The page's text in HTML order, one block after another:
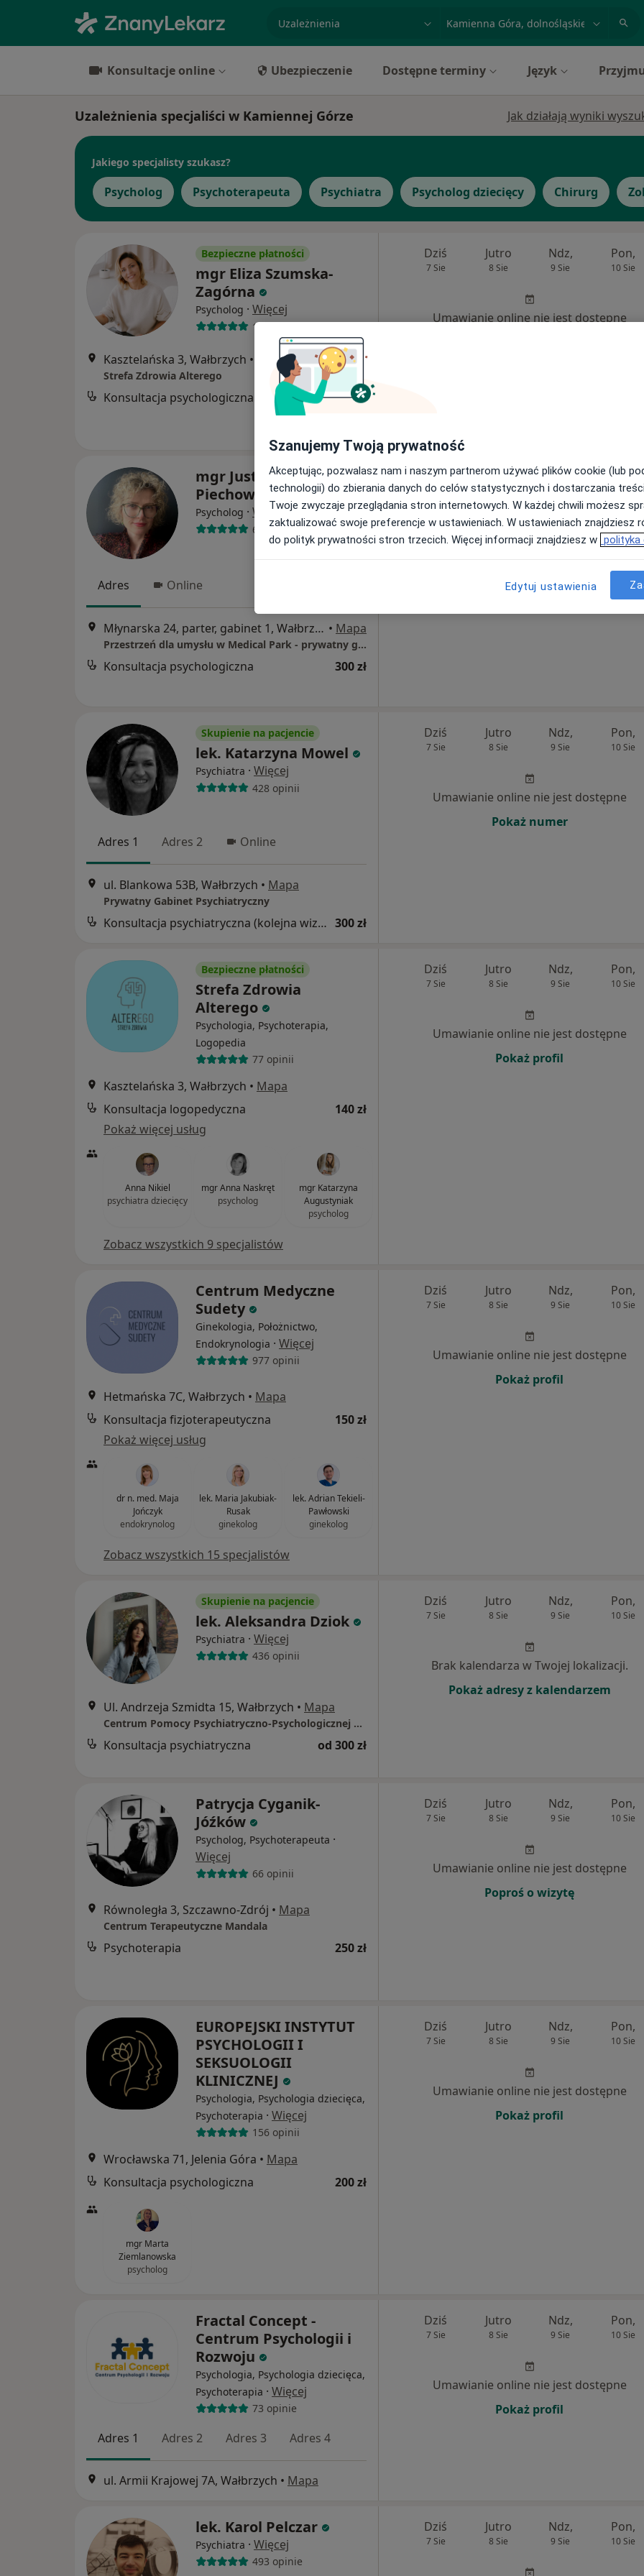
miasto lub dzielnica
Konsultacje online Ubezpieczenie Dostępne terminy Język
Uzależnienia specjaliści w Kamiennej Górze Jak działają wyniki
Jakiego specjalisty szukasz?
Psycholog Psychoterapeuta Psychiatra Psycholog dziecięcy Chirurg
Bezpieczne płatności
mgr Eliza Szumska-
Zagórna
Psycholog · Więcej
1 opinia
Kasztelańska 3, Wałbrzych • Mapa
Strefa Zdrowia Alterego
Konsultacja psychologiczna 200 zł
Dziś
7 Sie
Jutro
8 Sie
Ndz,
9 Sie
Pon,
10 Sie
Umawianie online nie jest dostępne
mgr Justyna
Piechowiak
Psycholog · Więcej
67 opinii
Adres Online
Młynarska 24, parter, gabinet 1, Wałbrzych • Mapa
Przestrzeń dla umysłu w Medical Park - prywatny gabinet psychologiczny
Konsultacja psychologiczna 300 zł
Dziś
7 Sie
Jutro
8 Sie
Ndz,
9 Sie
Pon,
10 Sie
Umawianie online nie jest dostępne
Skupienie na pacjencie
lek. Katarzyna Mowel
Psychiatra · Więcej
428 opinii
Adres 1 Adres 2 Online
ul. Blankowa 53B, Wałbrzych • Mapa
Prywatny Gabinet Psychiatryczny
Konsultacja psychiatryczna (kolejna wizyta) 300 zł
Dziś
7 Sie
Jutro
8 Sie
Ndz,
9 Sie
Pon,
10 Sie
Umawianie online nie jest dostępne
Pokaż numer
Bezpieczne płatności
Strefa Zdrowia
Alterego
Psychologia, Psychoterapia,
Logopedia
77 opinii
Kasztelańska 3, Wałbrzych • Mapa
Konsultacja logopedyczna
140 zł
Pokaż więcej usług
Anna Nikiel
psychiatra dziecięcy
mgr Anna Naskręt
psycholog
mgr Katarzyna
Augustyniak
psycholog
Zobacz wszystkich 9 specjalistów
Dziś
7 Sie
Jutro
8 Sie
Ndz,
9 Sie
Pon,
10 Sie
Umawianie online nie jest dostępne
Pokaż profil
Centrum Medyczne
Sudety
Ginekologia, Położnictwo,
Endokrynologia · Więcej
977 opinii
Hetmańska 7C, Wałbrzych • Mapa
Konsultacja fizjoterapeutyczna
150 zł
Pokaż więcej usług
dr n. med. Maja
Jończyk
endokrynolog
lek. Maria Jakubiak-
Rusak
ginekolog
lek. Adrian Tekieli-
Pawłowski
ginekolog
Zobacz wszystkich 15 specjalistów
Dziś
7 Sie
Jutro
8 Sie
Ndz,
9 Sie
Pon,
10 Sie
Umawianie online nie jest dostępne
Pokaż profil
Skupienie na pacjencie
lek. Aleksandra Dziok
Psychiatra · Więcej
436 opinii
Ul. Andrzeja Szmidta 15, Wałbrzych • Mapa
Centrum Pomocy Psychiatryczno-Psychologicznej Persona
Konsultacja psychiatryczna od 300 zł
Dziś
7 Sie
Jutro
8 Sie
Ndz,
9 Sie
Pon,
10 Sie
Brak kalendarza w Twojej lokalizacji.
Pokaż adresy z kalendarzem
Patrycja Cyganik-
Jóźków
Psycholog, Psychoterapeuta ·
Więcej
66 opinii
Równoległa 3, Szczawno-Zdrój • Mapa
Centrum Terapeutyczne Mandala
Psychoterapia 250 zł
Dziś
7 Sie
Jutro
8 Sie
Ndz,
9 Sie
Pon,
10 Sie
Umawianie online nie jest dostępne
Poproś o wizytę
EUROPEJSKI INSTYTUT
PSYCHOLOGII I
SEKSUOLOGII
KLINICZNEJ
Psychologia, Psychologia dziecięca,
Psychoterapia · Więcej
156 opinii
Wrocławska 71, Jelenia Góra • Mapa
Konsultacja psychologiczna
200 zł
mgr Marta
Ziemlanowska
psycholog
Dziś
7 Sie
Jutro
8 Sie
Ndz,
9 Sie
Pon,
10 Sie
Umawianie online nie jest dostępne
Pokaż profil
Fractal Concept -
Centrum Psychologii i
Rozwoju
Psychologia, Psychologia dziecięca,
Psychoterapia · Więcej
73 opinie
Adres 1 Adres 2 Adres 3 Adres 4
ul. Armii Krajowej 7A, Wałbrzych • Mapa
Dziś
7 Sie
Jutro
8 Sie
Ndz,
9 Sie
Pon,
10 Sie
Umawianie online nie jest dostępne
Pokaż profil
lek. Karol Pelczar
Psychiatra · Więcej
493 opinie
Dziś
7 Sie
Jutro
8 Sie
Ndz,
9 Sie
Pon,
10 Sie
Szanujemy Twoją prywatność
Akceptując, pozwalasz nam i naszym partnerom używać plików cookie (lub
technologii) do zbierania danych do celów statystycznych i dostarczania
Twoje zwyczaje przeglądania stron internetowych. W każdej chwili możesz
zaktualizować swoje preferencje w ustawieniach. W ustawieniach znajdziesz
do polityk prywatności stron trzecich. Więcej informacji znajdziesz w polityka
Edytuj ustawienia